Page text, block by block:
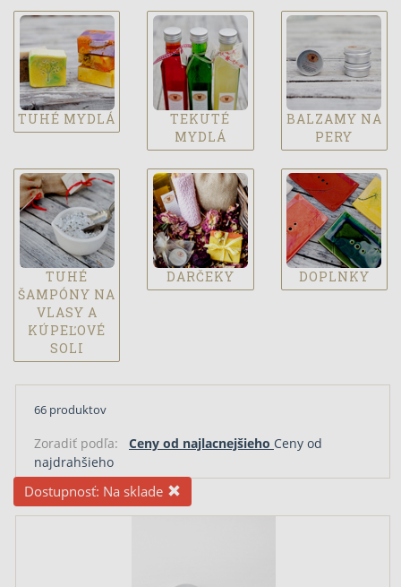
TUHÉ MYDLÁ
TEKUTÉ
MYDLÁ
BALZAMY NA
PERY
TUHÉ
ŠAMPÓNY NA
VLASY A
KÚPEĽOVÉ
SOLI
DARČEKY DOPLNKY
66 produktov
Zoradiť podľa: Ceny od najlacnejšieho Ceny od
najdrahšieho
Dostupnosť: Na sklade